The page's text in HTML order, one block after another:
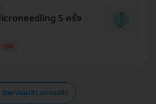
เลย!
5 ครั้ง
36%
กษาหลุมสิว ลดรอยสิว